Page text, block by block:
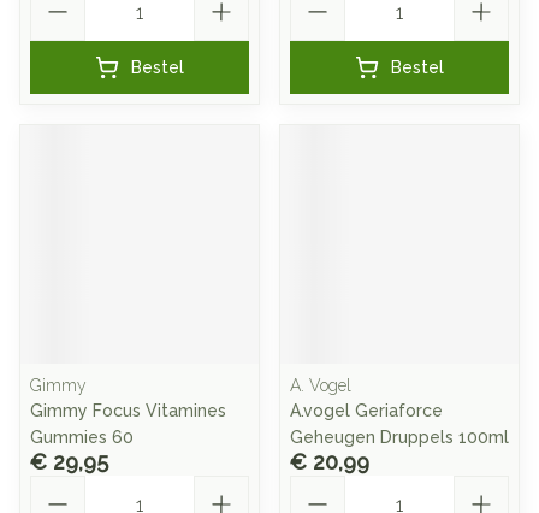
Bestel Bestel
Gimmy
Gimmy Focus Vitamines
Gummies 60
€ 29,95
A. Vogel
A.vogel Geriaforce
Geheugen Druppels 100ml
€ 20,99